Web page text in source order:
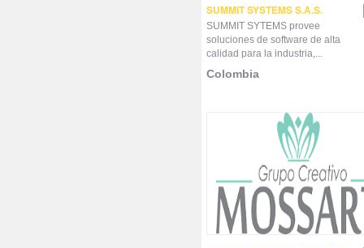
SUMMIT SYSTEMS S.A.S.
SUMMIT SYTEMS provee
soluciones de software de alta
calidad para la industria,...
Colombia